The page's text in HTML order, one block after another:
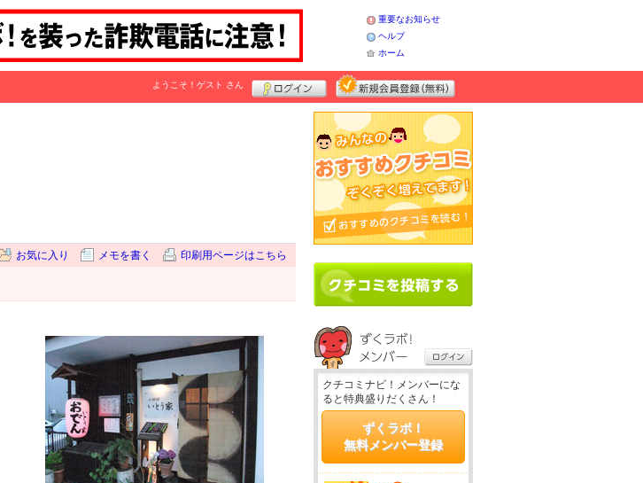
重要なお知らせ
ヘルプ
ホーム
ようこそ！ ゲスト さん
お気に入り メモを書く 印刷用ページはこちら
クチコミナビ！メンバーにな
ると特典盛りだくさん！
ずくラボ！
無料メンバー登録